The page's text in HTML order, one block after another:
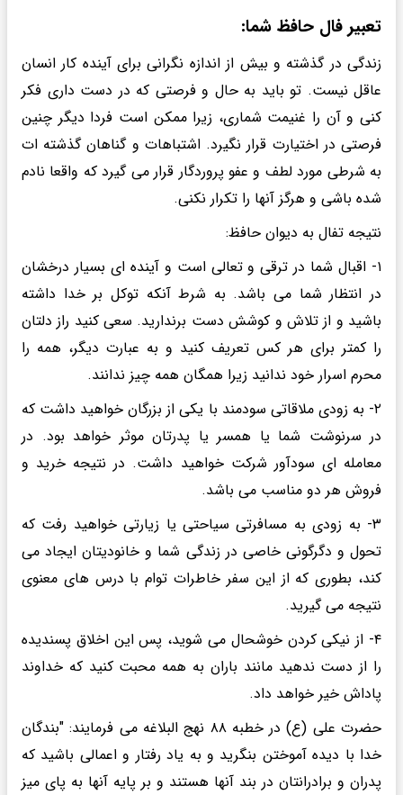
تعبیر فال حافظ شما:
زندگی در گذشته و بیش از اندازه نگرانی برای آینده کار انسان
عاقل نیست. تو باید به حال و فرصتی که در دست داری فکر
کنی و آن را غنیمت شماری، زیرا ممکن است فردا دیگر چنین
فرصتی در اختیارت قرار نگیرد. اشتباهات و گناهان گذشته ات
به شرطی مورد لطف و عفو پروردگار قرار می گیرد که واقعا نادم
شده باشی و هرگز آنها را تکرار نکنی.
نتیجه تفال به دیوان حافظ:
۱- اقبال شما در ترقی و تعالی است و آینده ای بسیار درخشان
در انتظار شما می باشد. به شرط آنکه توکل بر خدا داشته
باشید و از تلاش و کوشش دست برندارید. سعی کنید راز دلتان
را کمتر برای هر کس تعریف کنید و به عبارت دیگر، همه را
محرم اسرار خود ندانید زیرا همگان همه چیز ندانند.
۲- به زودی ملاقاتی سودمند با یکی از بزرگان خواهید داشت که
در سرنوشت شما یا همسر یا پدرتان موثر خواهد بود. در
معامله ای سودآور شرکت خواهید داشت. در نتیجه خرید و
فروش هر دو مناسب می باشد.
۳- به زودی به مسافرتی سیاحتی یا زیارتی خواهید رفت که
تحول و دگرگونی خاصی در زندگی شما و خانودیتان ایجاد می
کند، بطوری که از این سفر خاطرات توام با درس های معنوی
نتیجه می گیرید.
۴- از نیکی کردن خوشحال می شوید، پس این اخلاق پسندیده
را از دست ندهید مانند باران به همه محبت کنید که خداوند
پاداش خیر خواهد داد.
حضرت علی (ع) در خطبه ۸۸ نهج البلاغه می فرمایند: "بندگان
خدا با دیده آموختن بنگرید و به یاد رفتار و اعمالی باشید که
پدران و برادرانتان در بند آنها هستند و بر پایه آنها به پای میز